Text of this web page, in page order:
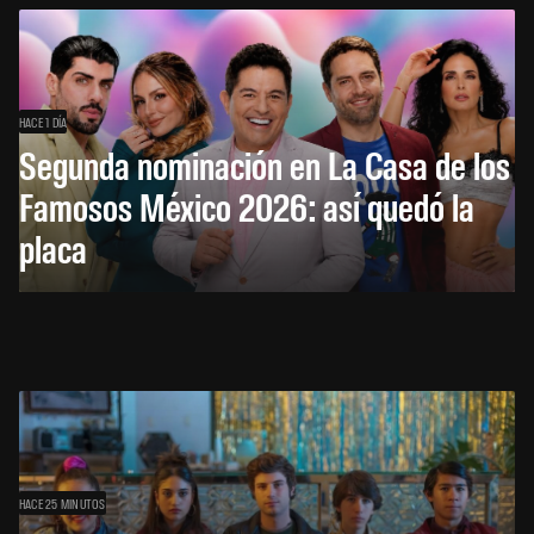
HACE 1 DÍA
Segunda nominación en La Casa de los
Famosos México 2026: así quedó la
placa
HACE 25 MINUTOS